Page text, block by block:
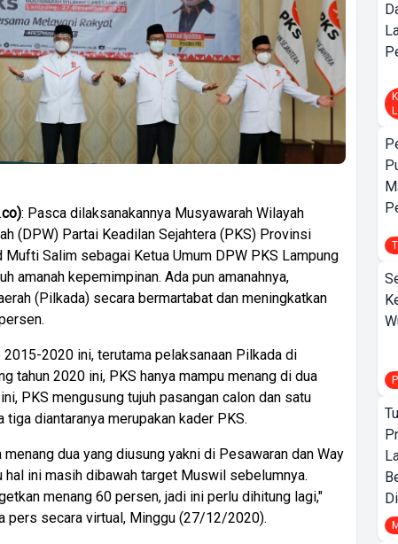
.co): Pasca dilaksanakannya Musyawarah Wilayah
(DPW) Partai Keadilan Sejahtera (PKS) Provinsi
Mufti Salim sebagai Ketua Umum DPW PKS Lampung
amanah kepemimpinan. Ada pun amanahnya,
(Pilkada) secara bermartabat dan meningkatkan
2020 ini, terutama pelaksanaan Pilkada di
tahun 2020 ini, PKS hanya mampu menang di dua
PKS mengusung tujuh pasangan calon dan satu
tiga diantaranya merupakan kader PKS.
dua yang diusung yakni di Pesawaran dan Way
hal ini masih dibawah target Muswil sebelumnya.
menang 60 persen, jadi ini perlu dihitung lagi,"
pers secara virtual, Minggu (27/12/2020).